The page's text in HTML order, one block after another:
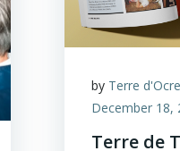
by Terre
December 18,
Terre de